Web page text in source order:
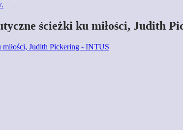
ścieżki ku miłości, Judith
Judith Pickering - INTUS